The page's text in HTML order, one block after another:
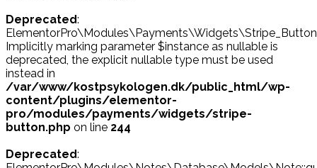
Deprecated:
Implicitly marking parameter $instance as nullable is
deprecated, the explicit nullable type must be used
instead in
/var/www/kostpsykologen.dk/public_html/wp-
content/plugins/elementor-
pro/modules/payments/widgets/stripe-
button.php on line 244
Deprecated: